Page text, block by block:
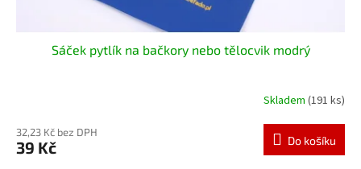
Sáček pytlík na bačkory nebo tělocvik modrý
Skladem (191 ks)
32,23 Kč bez DPH
39 Kč Do košíku